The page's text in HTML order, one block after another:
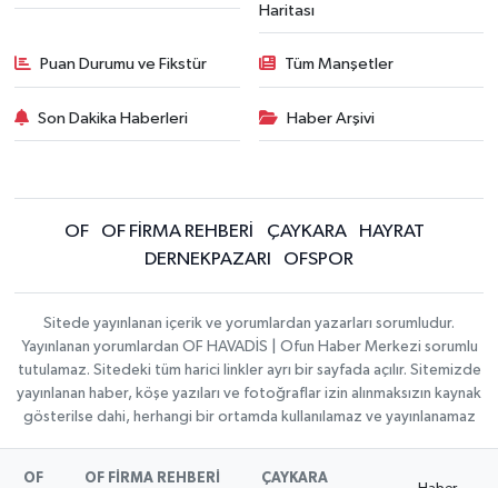
Haritası
Puan Durumu ve Fikstür Tüm Manşetler
Son Dakika Haberleri Haber Arşivi
OF OF FİRMA REHBERİ ÇAYKARA
HAYRAT
DERNEKPAZARI
OFSPOR
Sitede yayınlanan içerik ve yorumlardan yazarları sorumludur.
Yayınlanan yorumlardan OF HAVADİS | Ofun Haber Merkezi sorumlu
tutulamaz. Sitedeki tüm harici linkler ayrı bir sayfada açılır. Sitemizde
yayınlanan haber, köşe yazıları ve fotoğraflar izin alınmaksızın kaynak
gösterilse dahi, herhangi bir ortamda kullanılamaz ve yayınlanamaz
OF OF FİRMA REHBERİ ÇAYKARA